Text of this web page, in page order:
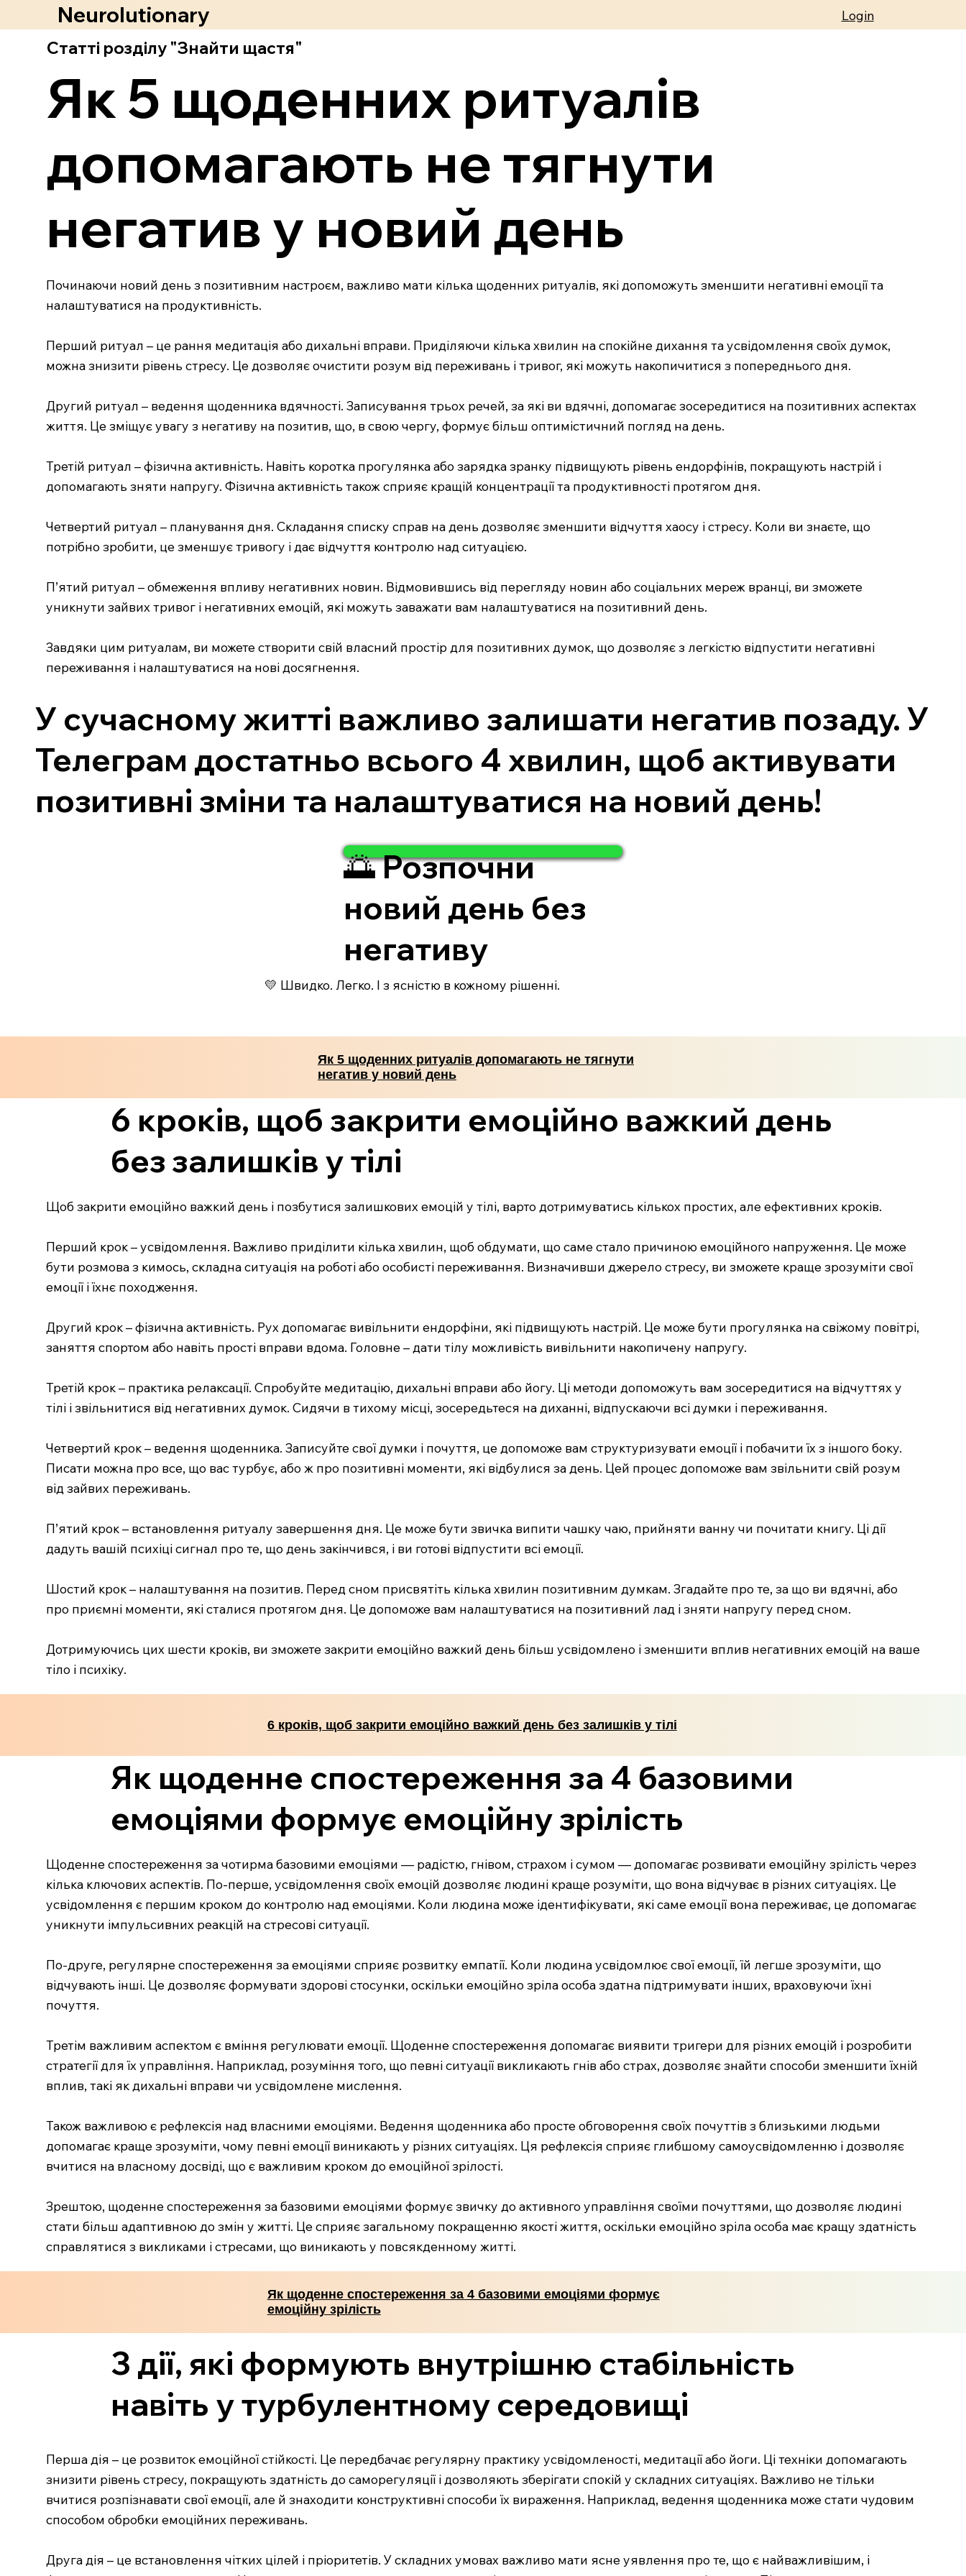
Neurolutionary Login
Статті розділу "Знайти щастя"
Як 5 щоденних ритуалів
допомагають не тягнути
негатив у новий день
Починаючи новий день з позитивним настроєм, важливо мати кілька щоденних ритуалів, які допоможуть зменшити негативні емоції та
налаштуватися на продуктивність.
Перший ритуал – це рання медитація або дихальні вправи. Приділяючи кілька хвилин на спокійне дихання та усвідомлення своїх думок,
можна знизити рівень стресу. Це дозволяє очистити розум від переживань і тривог, які можуть накопичитися з попереднього дня.
Другий ритуал – ведення щоденника вдячності. Записування трьох речей, за які ви вдячні, допомагає зосередитися на позитивних аспектах
життя. Це зміщує увагу з негативу на позитив, що, в свою чергу, формує більш оптимістичний погляд на день.
Третій ритуал – фізична активність. Навіть коротка прогулянка або зарядка зранку підвищують рівень ендорфінів, покращують настрій і
допомагають зняти напругу. Фізична активність також сприяє кращій концентрації та продуктивності протягом дня.
Четвертий ритуал – планування дня. Складання списку справ на день дозволяє зменшити відчуття хаосу і стресу. Коли ви знаєте, що
потрібно зробити, це зменшує тривогу і дає відчуття контролю над ситуацією.
П’ятий ритуал – обмеження впливу негативних новин. Відмовившись від перегляду новин або соціальних мереж вранці, ви зможете
уникнути зайвих тривог і негативних емоцій, які можуть заважати вам налаштуватися на позитивний день.
Завдяки цим ритуалам, ви можете створити свій власний простір для позитивних думок, що дозволяє з легкістю відпустити негативні
переживання і налаштуватися на нові досягнення.
У сучасному житті важливо залишати негатив позаду. У
Телеграм достатньо всього 4 хвилин, щоб активувати
позитивні зміни та налаштуватися на новий день!
🌅 Розпочни
новий день без
негативу
💛 Швидко. Легко. І з ясністю в кожному рішенні.
Як 5 щоденних ритуалів допомагають не тягнути
негатив у новий день
6 кроків, щоб закрити емоційно важкий день
без залишків у тілі
Щоб закрити емоційно важкий день і позбутися залишкових емоцій у тілі, варто дотримуватись кількох простих, але ефективних кроків.
Перший крок – усвідомлення. Важливо приділити кілька хвилин, щоб обдумати, що саме стало причиною емоційного напруження. Це може
бути розмова з кимось, складна ситуація на роботі або особисті переживання. Визначивши джерело стресу, ви зможете краще зрозуміти свої
емоції і їхнє походження.
Другий крок – фізична активність. Рух допомагає вивільнити ендорфіни, які підвищують настрій. Це може бути прогулянка на свіжому повітрі,
заняття спортом або навіть прості вправи вдома. Головне – дати тілу можливість вивільнити накопичену напругу.
Третій крок – практика релаксації. Спробуйте медитацію, дихальні вправи або йогу. Ці методи допоможуть вам зосередитися на відчуттях у
тілі і звільнитися від негативних думок. Сидячи в тихому місці, зосередьтеся на диханні, відпускаючи всі думки і переживання.
Четвертий крок – ведення щоденника. Записуйте свої думки і почуття, це допоможе вам структуризувати емоції і побачити їх з іншого боку.
Писати можна про все, що вас турбує, або ж про позитивні моменти, які відбулися за день. Цей процес допоможе вам звільнити свій розум
від зайвих переживань.
П’ятий крок – встановлення ритуалу завершення дня. Це може бути звичка випити чашку чаю, прийняти ванну чи почитати книгу. Ці дії
дадуть вашій психіці сигнал про те, що день закінчився, і ви готові відпустити всі емоції.
Шостий крок – налаштування на позитив. Перед сном присвятіть кілька хвилин позитивним думкам. Згадайте про те, за що ви вдячні, або
про приємні моменти, які сталися протягом дня. Це допоможе вам налаштуватися на позитивний лад і зняти напругу перед сном.
Дотримуючись цих шести кроків, ви зможете закрити емоційно важкий день більш усвідомлено і зменшити вплив негативних емоцій на ваше
тіло і психіку.
6 кроків, щоб закрити емоційно важкий день без залишків у тілі
Як щоденне спостереження за 4 базовими
емоціями формує емоційну зрілість
Щоденне спостереження за чотирма базовими емоціями — радістю, гнівом, страхом і сумом — допомагає розвивати емоційну зрілість через
кілька ключових аспектів. По-перше, усвідомлення своїх емоцій дозволяє людині краще розуміти, що вона відчуває в різних ситуаціях. Це
усвідомлення є першим кроком до контролю над емоціями. Коли людина може ідентифікувати, які саме емоції вона переживає, це допомагає
уникнути імпульсивних реакцій на стресові ситуації.
По-друге, регулярне спостереження за емоціями сприяє розвитку емпатії. Коли людина усвідомлює свої емоції, їй легше зрозуміти, що
відчувають інші. Це дозволяє формувати здорові стосунки, оскільки емоційно зріла особа здатна підтримувати інших, враховуючи їхні
почуття.
Третім важливим аспектом є вміння регулювати емоції. Щоденне спостереження допомагає виявити тригери для різних емоцій і розробити
стратегії для їх управління. Наприклад, розуміння того, що певні ситуації викликають гнів або страх, дозволяє знайти способи зменшити їхній
вплив, такі як дихальні вправи чи усвідомлене мислення.
Також важливою є рефлексія над власними емоціями. Ведення щоденника або просте обговорення своїх почуттів з близькими людьми
допомагає краще зрозуміти, чому певні емоції виникають у різних ситуаціях. Ця рефлексія сприяє глибшому самоусвідомленню і дозволяє
вчитися на власному досвіді, що є важливим кроком до емоційної зрілості.
Зрештою, щоденне спостереження за базовими емоціями формує звичку до активного управління своїми почуттями, що дозволяє людині
стати більш адаптивною до змін у житті. Це сприяє загальному покращенню якості життя, оскільки емоційно зріла особа має кращу здатність
справлятися з викликами і стресами, що виникають у повсякденному житті.
Як щоденне спостереження за 4 базовими емоціями формує
емоційну зрілість
3 дії, які формують внутрішню стабільність
навіть у турбулентному середовищі
Перша дія – це розвиток емоційної стійкості. Це передбачає регулярну практику усвідомленості, медитації або йоги. Ці техніки допомагають
знизити рівень стресу, покращують здатність до саморегуляції і дозволяють зберігати спокій у складних ситуаціях. Важливо не тільки
вчитися розпізнавати свої емоції, але й знаходити конструктивні способи їх вираження. Наприклад, ведення щоденника може стати чудовим
способом обробки емоційних переживань.
Друга дія – це встановлення чітких цілей і пріоритетів. У складних умовах важливо мати ясне уявлення про те, що є найважливішим, і